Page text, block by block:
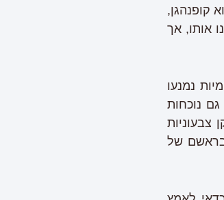
קופנהגן,
כמו שדמיינו אותו, אך
נמנעו
נוכחות
צבעוניות
בראשם של